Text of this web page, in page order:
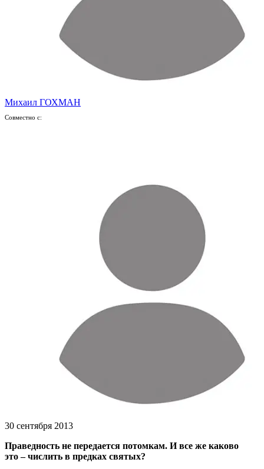
Михаил ГОХМАН
Совместно с:
30 сентября 2013
Праведность не передается потомкам. И все же каково
это – числить в предках святых?